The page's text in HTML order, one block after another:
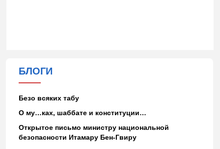
БЛОГИ
Безо всяких табу
О му…ках, шаббате и конституции…
Открытое письмо министру национальной
безопасности Итамару Бен-Гвиру